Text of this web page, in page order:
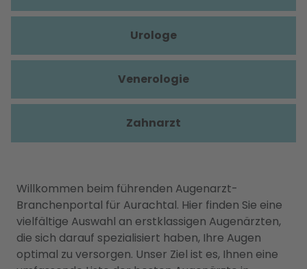
Willkommen beim führenden Augenarzt-
Branchenportal für Aurachtal. Hier finden Sie eine
vielfältige Auswahl an erstklassigen Augenärzten,
die sich darauf spezialisiert haben, Ihre Augen
optimal zu versorgen. Unser Ziel ist es, Ihnen eine
Urologe
Venerologie
Zahnarzt